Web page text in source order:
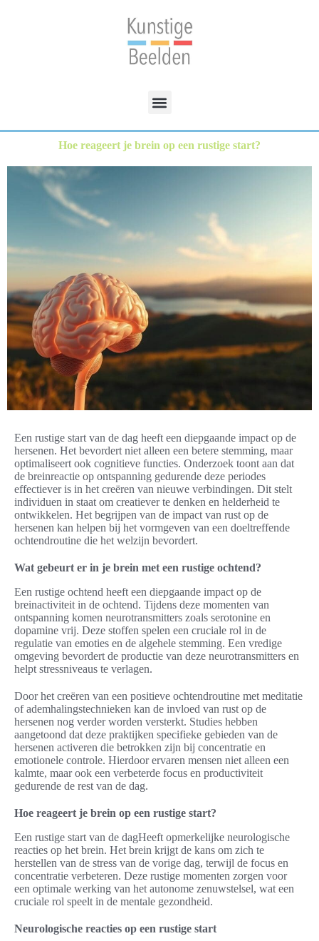
Hoe reageert je brein op een rustige start?
Een rustige start van de dag heeft een diepgaande impact op de
hersenen. Het bevordert niet alleen een betere stemming, maar
optimaliseert ook cognitieve functies. Onderzoek toont aan dat
de breinreactie op ontspanning gedurende deze periodes
effectiever is in het creëren van nieuwe verbindingen. Dit stelt
individuen in staat om creatiever te denken en helderheid te
ontwikkelen. Het begrijpen van de impact van rust op de
hersenen kan helpen bij het vormgeven van een doeltreffende
ochtendroutine die het welzijn bevordert.
Wat gebeurt er in je brein met een rustige ochtend?
Een rustige ochtend heeft een diepgaande impact op de
breinactiviteit in de ochtend. Tijdens deze momenten van
ontspanning komen neurotransmitters zoals serotonine en
dopamine vrij. Deze stoffen spelen een cruciale rol in de
regulatie van emoties en de algehele stemming. Een vredige
omgeving bevordert de productie van deze neurotransmitters en
helpt stressniveaus te verlagen.
Door het creëren van een positieve ochtendroutine met meditatie
of ademhalingstechnieken kan de invloed van rust op de
hersenen nog verder worden versterkt. Studies hebben
aangetoond dat deze praktijken specifieke gebieden van de
hersenen activeren die betrokken zijn bij concentratie en
emotionele controle. Hierdoor ervaren mensen niet alleen een
kalmte, maar ook een verbeterde focus en productiviteit
gedurende de rest van de dag.
Hoe reageert je brein op een rustige start?
Een rustige start van de dagHeeft opmerkelijke neurologische
reacties op het brein. Het brein krijgt de kans om zich te
herstellen van de stress van de vorige dag, terwijl de focus en
concentratie verbeteren. Deze rustige momenten zorgen voor
een optimale werking van het autonome zenuwstelsel, wat een
cruciale rol speelt in de mentale gezondheid.
Neurologische reacties op een rustige start